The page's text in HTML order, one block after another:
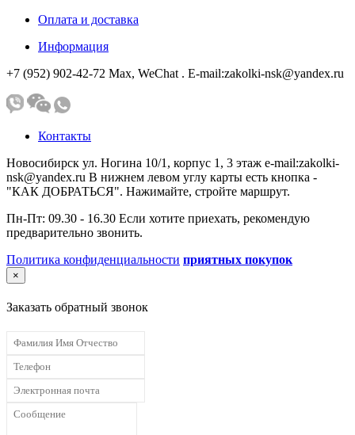
Оплата и доставка
Информация
+7 (952) 902-42-72 Мах, WeChat . E-mail:zakolki-nsk@yandex.ru
Контакты
Новосибирск ул. Ногина 10/1, корпус 1, 3 этаж e-mail:zakolki-
nsk@yandex.ru В нижнем левом углу карты есть кнопка -
"КАК ДОБРАТЬСЯ". Нажимайте, стройте маршрут.
Пн-Пт: 09.30 - 16.30 Если хотите приехать, рекомендую
предварительно звонить.
Политика конфиденциальности приятных покупок
×
Заказать обратный звонок